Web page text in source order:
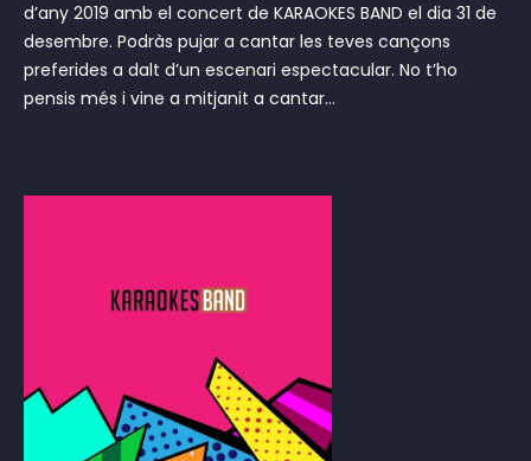
d’any 2019 amb el concert de KARAOKES BAND el dia 31 de
desembre. Podràs pujar a cantar les teves cançons
preferides a dalt d’un escenari espectacular. No t’ho
pensis més i vine a mitjanit a cantar...